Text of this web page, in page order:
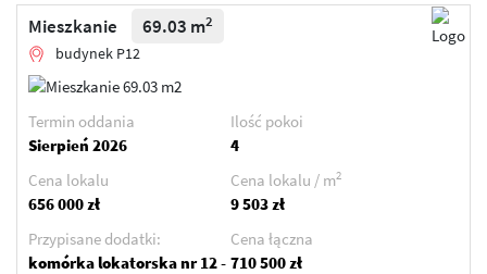
Mieszkanie 69.03 m2
budynek P12
Termin oddania
Sierpień 2026
Ilość pokoi
4
Cena lokalu
656 000 zł
Cena lokalu / m2
9 503 zł
Przypisane dodatki:
komórka lokatorska nr 12 -
Cena łączna
710 500 zł